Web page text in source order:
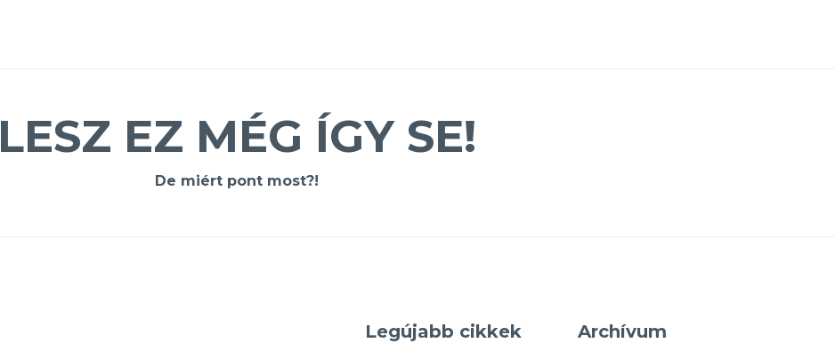
LESZ EZ MÉG ÍGY SE!
De miért pont most?!
Legújabb cikkek Archívum